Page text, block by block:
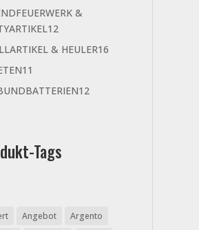
&
1212
Produkte
& HEULER16
11
Produkte 1212
Tags
Angebot
Argento